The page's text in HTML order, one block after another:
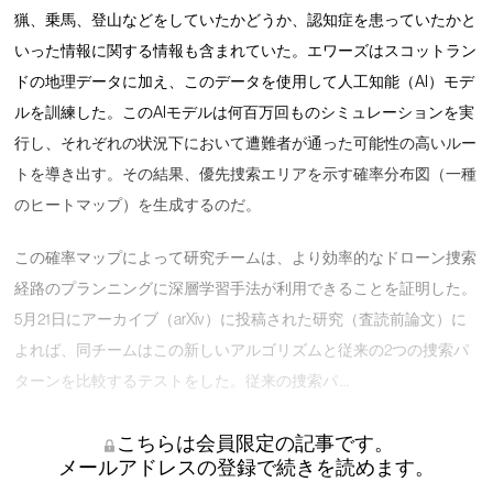
猟、乗馬、登山などをしていたかどうか、認知症を患っていたかと
いった情報に関する情報も含まれていた。エワーズはスコットラン
ドの地理データに加え、このデータを使用して人工知能（AI）モデ
ルを訓練した。このAIモデルは何百万回ものシミュレーションを実
行し、それぞれの状況下において遭難者が通った可能性の高いルー
トを導き出す。その結果、優先捜索エリアを示す確率分布図（一種
のヒートマップ）を生成するのだ。
この確率マップによって研究チームは、より効率的なドローン捜索
経路のプランニングに深層学習手法が利用できることを証明した。
5月21日にアーカイブ（arXiv）に投稿された研究（査読前論文）に
よれば、同チームはこの新しいアルゴリズムと従来の2つの捜索パ
ターンを比較するテストをした。従来の捜索パ …
こちらは会員限定の記事です。
メールアドレスの登録で続きを読めます。